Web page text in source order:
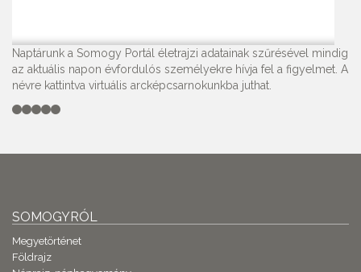
Naptárunk a Somogy Portál életrajzi adatainak szűrésével mindig
az aktuális napon évfordulós személyekre hívja fel a figyelmet. A
névre kattintva virtuális arcképcsarnokunkba juthat.
SOMOGYRÓL
Megyetörténet
Földrajz